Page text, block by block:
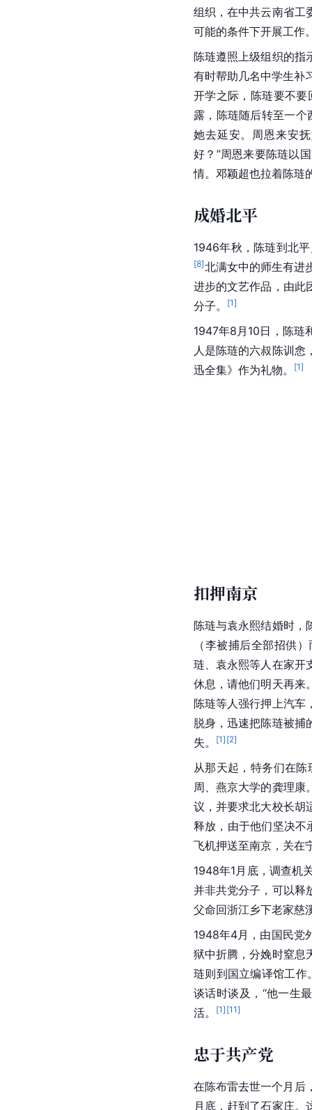
组织，在中共云南省工
可能的条件下开展工作
陈琏遵照上级组织的指
有时帮助几名中学生补
开学之际，陈琏要不
露，陈琏随后转至一
她去延安。周恩来安
好？”周恩来要陈琏以
情。邓颖超也拉着陈琏
成婚北平
1946年秋，陈琏到北
[8]北满女中的师生有进
进步的文艺作品，由此
分子。
[1]
1947年8月10日，陈琏
人是陈琏的六叔陈训
迅全集》作为礼物。
[1]
扣押南京
陈琏与袁永熙结婚时，
（李被捕后全部招供
琏、袁永熙等人在家开
休息，请他们明天再来
陈琏等人强行押上汽车
脱身，迅速把陈琏被捕
失。
[1] [2]
从那天起，特务们在
周、燕京大学的龚理康
议，并要求北大校长胡
释放，由于他们坚决不
飞机押送至南京，关在
1948年1月底，调查机
并非共党分子，可以释
父命回浙江乡下老家慈
1948年4月，由国民党
狱中折腾，分娩时窒息
琏则到国立编译馆工作
谈话时谈及，“他一生
活。
[1] [11]
忠于共产党
在陈布雷去世一个月后
月底，赶到了石家庄。